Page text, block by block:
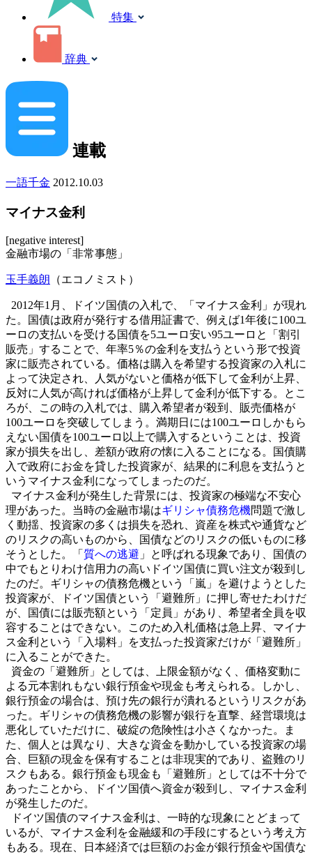
特集
辞典
連載
一語千金 2012.10.03
マイナス金利
[negative interest]
金融市場の「非常事態」
玉手義朗 （エコノミスト）
2012年1月、ドイツ国債の入札で、「マイナス金利」が現れ
た。国債は政府が発行する借用証書で、例えば1年後に100ユ
ーロの支払いを受ける国債を5ユーロ安い95ユーロと「割引
販売」することで、年率5％の金利を支払うという形で投資
家に販売されている。価格は購入を希望する投資家の入札に
よって決定され、人気がないと価格が低下して金利が上昇、
反対に人気が高ければ価格が上昇して金利が低下する。とこ
ろが、この時の入札では、購入希望者が殺到、販売価格が
100ユーロを突破してしまう。満期日には100ユーロしかもら
えない国債を100ユーロ以上で購入するということは、投資
家が損失を出し、差額が政府の懐に入ることになる。国債購
入で政府にお金を貸した投資家が、結果的に利息を支払うと
いうマイナス金利になってしまったのだ。
マイナス金利が発生した背景には、投資家の極端な不安心
理があった。当時の金融市場はギリシャ債務危機問題で激し
く動揺、投資家の多くは損失を恐れ、資産を株式や通貨など
のリスクの高いものから、国債などのリスクの低いものに移
そうとした。「 質への逃避 」と呼ばれる現象であり、国債の
中でもとりわけ信用力の高いドイツ国債に買い注文が殺到し
たのだ。ギリシャの債務危機という「嵐」を避けようとした
投資家が、ドイツ国債という「避難所」に押し寄せたわけだ
が、国債には販売額という「定員」があり、希望者全員を収
容することはできない。このため入札価格は急上昇、マイナ
ス金利という「入場料」を支払った投資家だけが「避難所」
に入ることができた。
資金の「避難所」としては、上限金額がなく、価格変動に
よる元本割れもない銀行預金や現金も考えられる。しかし、
銀行預金の場合は、預け先の銀行が潰れるというリスクがあ
った。ギリシャの債務危機の影響が銀行を直撃、経営環境は
悪化していただけに、破綻の危険性は小さくなかった。ま
た、個人とは異なり、大きな資金を動かしている投資家の場
合、巨額の現金を保有することは非現実的であり、盗難のリ
スクもある。銀行預金も現金も「避難所」としては不十分で
あったことから、ドイツ国債へ資金が殺到し、マイナス金利
が発生したのだ。
ドイツ国債のマイナス金利は、一時的な現象にとどまって
いるが、マイナス金利を金融緩和の手段にするという考え方
もある。現在、日本経済では巨額のお金が銀行預金や国債な